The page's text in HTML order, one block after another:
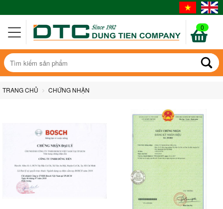
0
TRANG CHỦ CHỨNG NHẬN